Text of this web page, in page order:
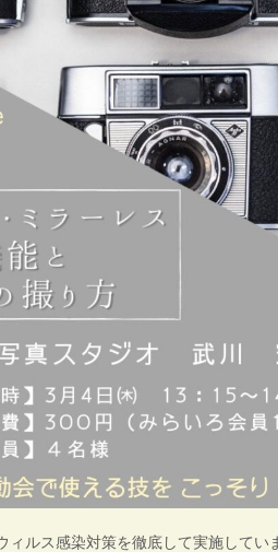
ルス感染対策を徹底して実施してい